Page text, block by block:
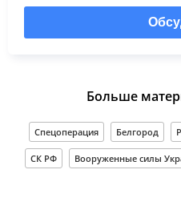
Больше
Спецоперация Белгород
СК РФ Вооруженные силы